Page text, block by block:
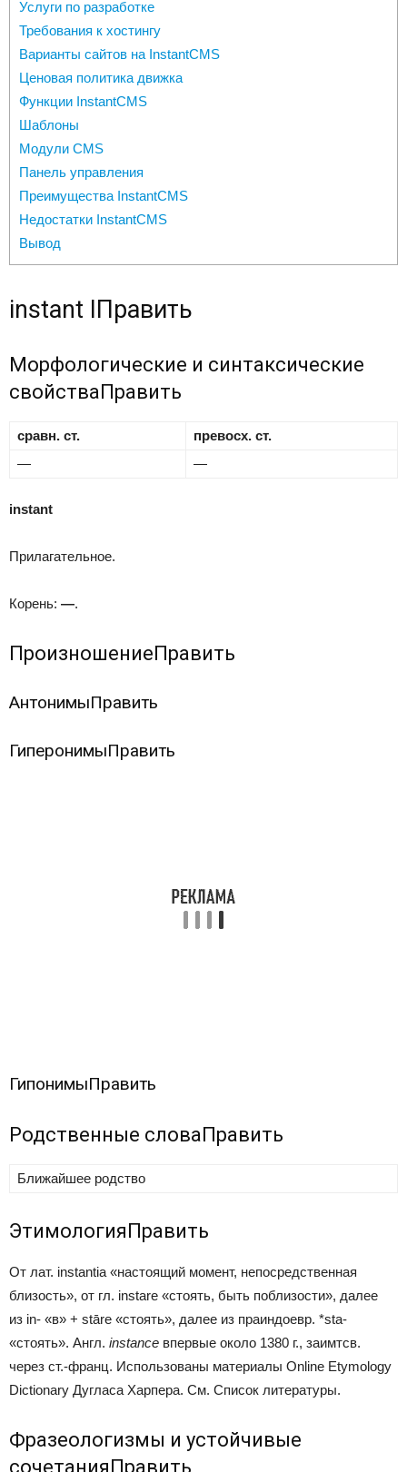
Услуги по разработке
Требования к хостингу
Варианты сайтов на InstantCMS
Ценовая политика движка
Функции InstantCMS
Шаблоны
Модули CMS
Панель управления
Преимущества InstantCMS
Недостатки InstantCMS
Вывод
instant IПравить
Морфологические и синтаксические
свойстваПравить
сравн. ст.
превосх. ст.
—
—
instant
Прилагательное.
Корень: —.
ПроизношениеПравить
АнтонимыПравить
ГиперонимыПравить
ГипонимыПравить
Родственные словаПравить
Ближайшее родство
ЭтимологияПравить
От лат. instantia «настоящий момент, непосредственная
близость», от гл. instare «стоять, быть поблизости», далее
из in- «в» + stāre «стоять», далее из праиндоевр. *sta-
«стоять». Англ. instance впервые около 1380 г., заимтсв.
через ст.-франц. Использованы материалы Online Etymology
Dictionary Дугласа Харпера. См. Список литературы.
Фразеологизмы и устойчивые
сочетанияПравить